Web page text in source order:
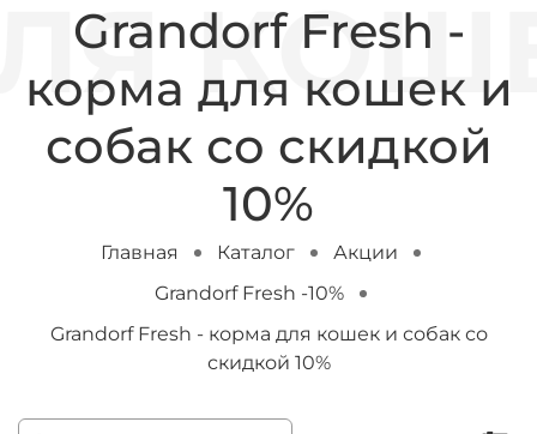
Grandorf Fresh -
корма для кошек и
собак со скидкой
10%
Главная Каталог
Акции
Grandorf Fresh -10%
Grandorf Fresh - корма для кошек и собак со
скидкой 10%